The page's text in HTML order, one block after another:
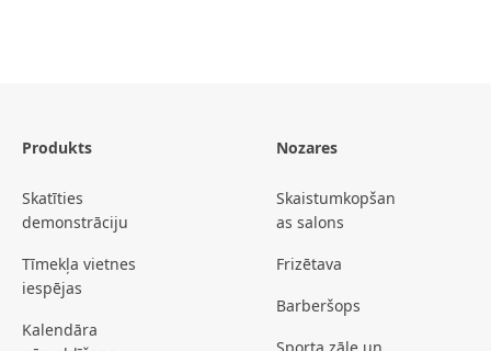
Produkts
Skatīties
demonstrāciju
Tīmekļa vietnes
iespējas
Kalendāra
Nozares
Skaistumkopšan
as salons
Frizētava
Barberšops
Sporta zāle un